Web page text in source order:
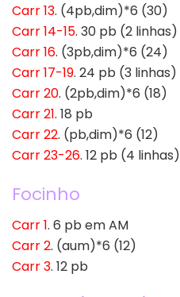
Carr 13. (4pb,dim)*6 (30)
Carr 14-15. 30 pb (2 linhas)
Carr 16. (3pb,dim)*6 (24)
Carr 17-19. 24 pb (3 linhas)
Carr 20. (2pb,dim)*6 (18)
Carr 21. 18 pb
Carr 22. (pb,dim)*6 (12)
Carr 23-26. 12 pb (4 linhas)
Focinho
Carr 1. 6 pb em AM
Carr 2. (aum)*6 (12)
Carr 3. 12 pb